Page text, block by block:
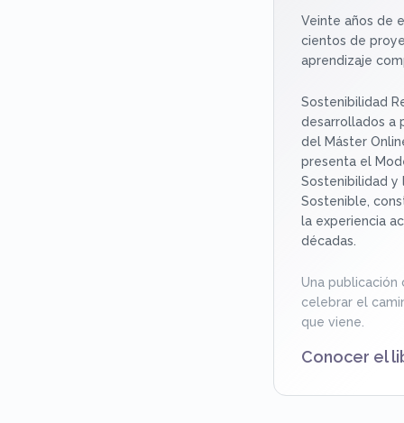
Veinte años de
cientos de
aprendizaje
Sostenibilidad
desarrollados a
del Máster
presenta el
Sostenibilidad y
Sostenible,
la experiencia
décadas.
Una publicación
celebrar el
que viene.
Conocer el